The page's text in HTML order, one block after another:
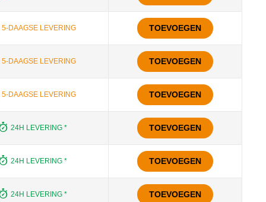
5-DAAGSE LEVERING TOEVOEGEN
5-DAAGSE LEVERING TOEVOEGEN
5-DAAGSE LEVERING TOEVOEGEN
24H LEVERING * TOEVOEGEN
24H LEVERING * TOEVOEGEN
24H LEVERING * TOEVOEGEN